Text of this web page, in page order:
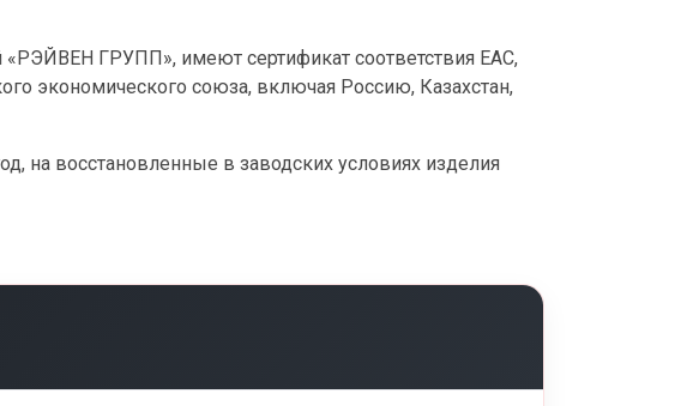
ГРУПП», имеют сертификат соответствия ЕАС,
экономического союза, включая Россию, Казахстан,
на восстановленные в заводских условиях изделия